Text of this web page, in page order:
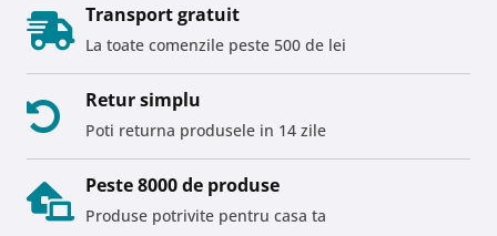
Transport gratuit
La toate comenzile peste 500 de lei
Retur simplu
Poti returna produsele in 14 zile
Peste 8000 de produse
Produse potrivite pentru casa ta